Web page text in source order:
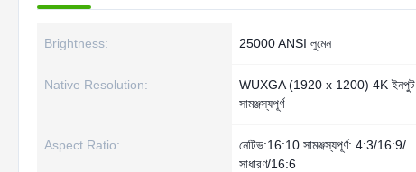
Brightness: 25000 ANSI লুমেন
Native Resolution:
WUXGA (1920 x 1200) 4K ইনপুট
সামঞ্জস্যপূর্ণ
Aspect Ratio:
নেটিভ:16:10 সামঞ্জস্যপূর্ণ: 4:3/16:9/
সাধারণ/16:6